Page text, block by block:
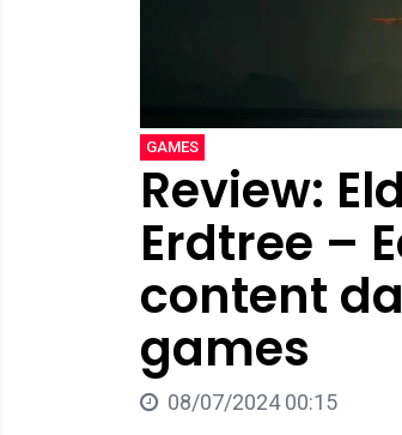
GAMES
Review:
Erdtree –
content
games
08/07/2024 00:15